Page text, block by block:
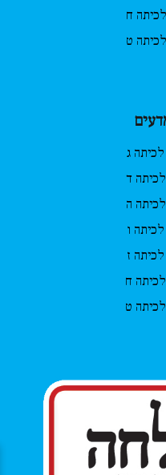
ח
ט
ג
ד
ה
ו
ז
ח
ט